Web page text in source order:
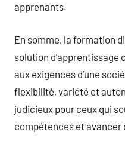
apprenants.
En somme, la formation
solution d’apprentissage
aux exigences d’une
flexibilité, variété et
judicieux pour ceux qui
compétences et avancer